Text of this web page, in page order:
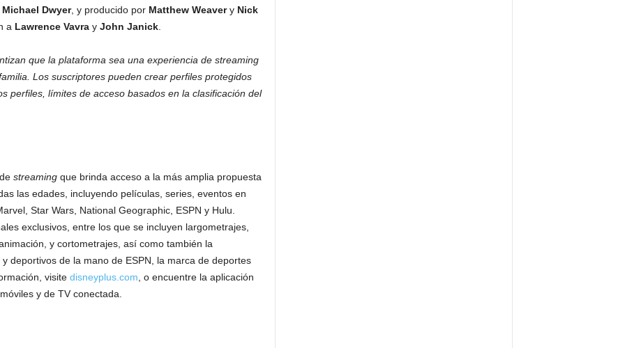
Michael Dwyer, y producido por Matthew Weavery Nick
a Lawrence Vavra yJohn Janick.
que la plataforma sea una experiencia de streaming
Los suscriptores pueden crear perfiles protegidos
perfiles, límites de acceso basados en la clasificación del
streamingque brinda acceso a la más amplia propuesta
las edades, incluyendo películas, series, eventos en
Star Wars, National Geographic, ESPN y Hulu.
exclusivos, entre los que se incluyen largometrajes,
y cortometrajes, así como también la
deportivos de la mano de ESPN, la marca de deportes
visite disneyplus.com , o encuentre la aplicación
y de TV conectada.